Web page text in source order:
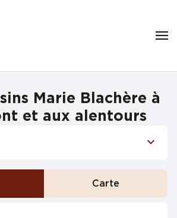
Marie Blachère à
et aux alentours
Carte